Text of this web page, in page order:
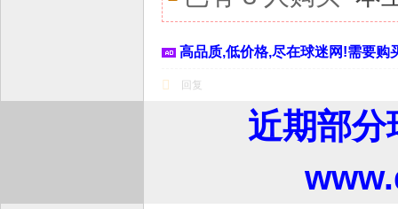
高品质,低价格,尽在球迷网!需要购
回复
近期部分